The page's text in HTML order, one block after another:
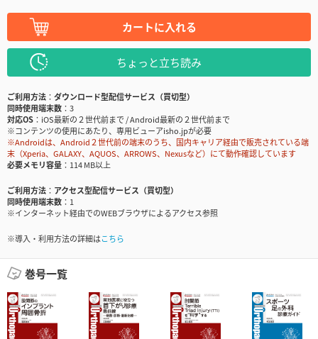
カートに入れる
ちょっと立ち読み
ご利用方法
ダウンロード型配信サービス（買切型）
同時使用端末数
3
対応OS
iOS最新の２世代前まで / Android最新の２世代前まで
※コンテンツの使用にあたり、専用ビューアisho.jpが必要
※Androidは、Android２世代前の端末のうち、国内キャリア経由で販売されている端
末（Xperia、GALAXY、AQUOS、ARROWS、Nexusなど）にて動作確認しています
必要メモリ容量
114 MB以上
ご利用方法
アクセス型配信サービス（買切型）
同時使用端末数
1
※インターネット経由でのWEBブラウザによるアクセス参照
※導入・利用方法の詳細はこちら
巻号一覧